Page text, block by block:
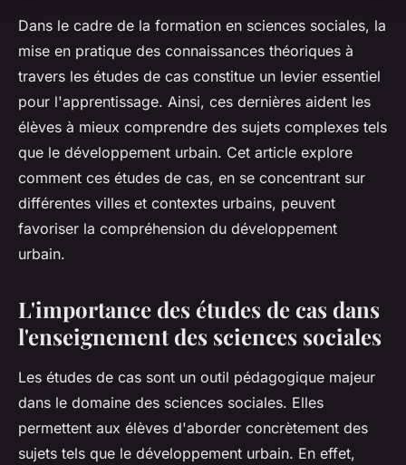
Dans le cadre de la formation en sciences sociales, la
mise en pratique des connaissances théoriques à
travers les études de cas constitue un levier essentiel
pour l'apprentissage. Ainsi, ces dernières aident les
élèves à mieux comprendre des sujets complexes tels
que le développement urbain. Cet article explore
comment ces études de cas, en se concentrant sur
différentes villes et contextes urbains, peuvent
favoriser la compréhension du développement
urbain.
L'importance des études de cas dans
l'enseignement des sciences sociales
Les études de cas sont un outil pédagogique majeur
dans le domaine des sciences sociales. Elles
permettent aux élèves d'aborder concrètement des
sujets tels que le développement urbain. En effet,